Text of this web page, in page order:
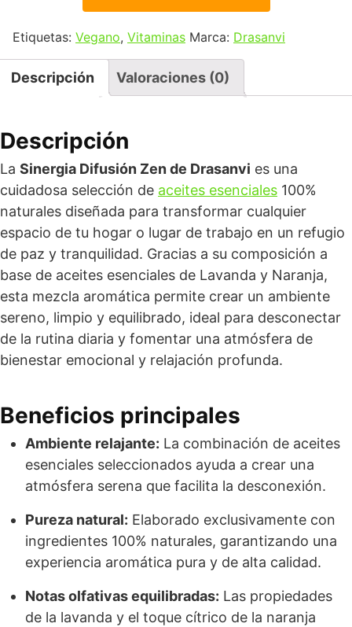
Etiquetas: Vegano, Vitaminas Marca: Drasanvi
Descripción Valoraciones (0)
Descripción
La Sinergia Difusión Zen de Drasanvi es una
cuidadosa selección de aceites esenciales 100%
naturales diseñada para transformar cualquier
espacio de tu hogar o lugar de trabajo en un refugio
de paz y tranquilidad. Gracias a su composición a
base de aceites esenciales de Lavanda y Naranja,
esta mezcla aromática permite crear un ambiente
sereno, limpio y equilibrado, ideal para desconectar
de la rutina diaria y fomentar una atmósfera de
bienestar emocional y relajación profunda.
Beneficios principales
Ambiente relajante: La combinación de aceites
esenciales seleccionados ayuda a crear una
atmósfera serena que facilita la desconexión.
Pureza natural: Elaborado exclusivamente con
ingredientes 100% naturales, garantizando una
experiencia aromática pura y de alta calidad.
Notas olfativas equilibradas: Las propiedades
de la lavanda y el toque cítrico de la naranja